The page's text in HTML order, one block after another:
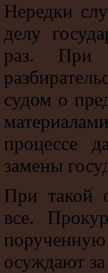
Нередки
делу
раз. При
судом о
процессе
замены
При такой
все.
осуждают